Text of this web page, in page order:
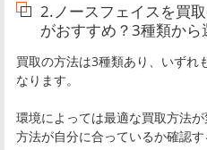
2.ノースフェイスを買
がおすすめ？3種類から
買取の方法は3種類あり、いずれ
なります。
環境によっては最適な買取方法
方法が自分に合っているか確認す